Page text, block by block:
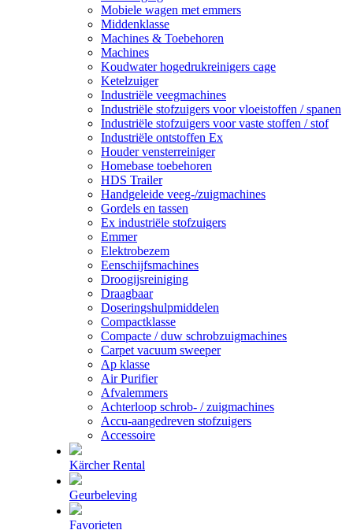
Mobiele wagen met emmers
Middenklasse
Machines & Toebehoren
Machines
Koudwater hogedrukreinigers cage
Ketelzuiger
Industriële veegmachines
Industriële stofzuigers voor vloeistoffen / spanen
Industriële stofzuigers voor vaste stoffen / stof
Industriële ontstoffen Ex
Houder vensterreiniger
Homebase toebehoren
HDS Trailer
Handgeleide veeg-/zuigmachines
Gordels en tassen
Ex industriële stofzuigers
Emmer
Elektrobezem
Eenschijfsmachines
Droogijsreiniging
Draagbaar
Doseringshulpmiddelen
Compactklasse
Compacte / duw schrobzuigmachines
Carpet vacuum sweeper
Ap klasse
Air Purifier
Afvalemmers
Achterloop schrob- / zuigmachines
Accu-aangedreven stofzuigers
Accessoire
Kärcher Rental
Geurbeleving
Favorieten